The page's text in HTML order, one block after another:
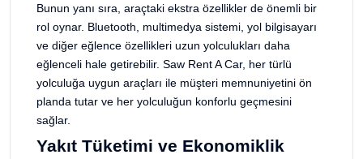
Bunun yanı sıra, araçtaki ekstra özellikler de önemli bir
rol oynar. Bluetooth, multimedya sistemi, yol bilgisayarı
ve diğer eğlence özellikleri uzun yolculukları daha
eğlenceli hale getirebilir. Saw Rent A Car, her türlü
yolculuğa uygun araçları ile müşteri memnuniyetini ön
planda tutar ve her yolculuğun konforlu geçmesini
sağlar.
Yakıt Tüketimi ve Ekonomiklik